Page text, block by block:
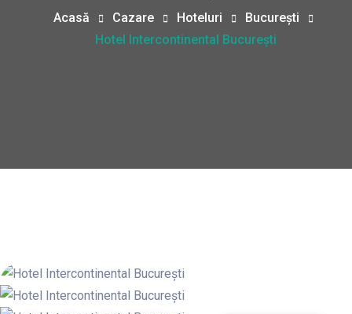
Acasă Cazare Hoteluri
București
Hotel Intercontinental București